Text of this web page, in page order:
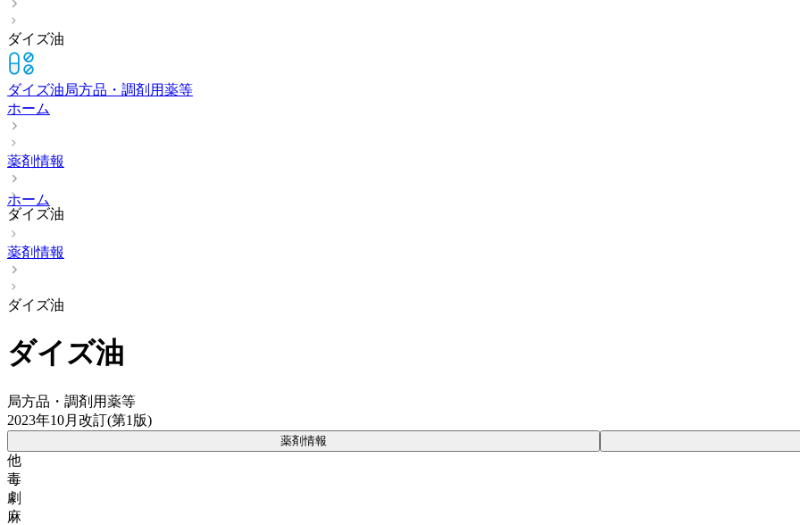
ダイズ油
ダイズ油局方品・調剤用薬等
ホーム
薬剤情報
ダイズ油
ホーム
薬剤情報
ダイズ油
ダイズ油
局方品・調剤用薬等
2023年10月改訂(第1版)
薬剤情報
他
毒
劇
麻